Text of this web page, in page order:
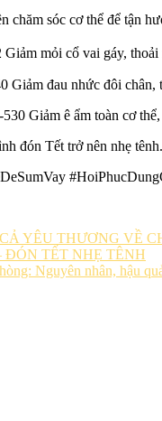
chăm sóc cơ thể để tận
mỏi cổ vai gáy,
Giảm đau nhức đôi chân,
Giảm ê ẩm toàn cơ
đón Tết trở nên nhẹ
YÊU THƯƠNG VỀ
ĐÓN TẾT NHẸ TÊNH
Nguyên nhân, hậu